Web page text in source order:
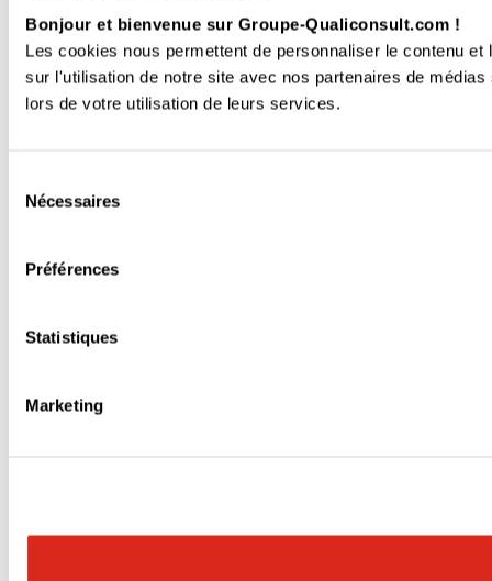
Bonjour et bienvenue sur Groupe-Qualiconsult.com !
Les cookies nous permettent de personnaliser le contenu
sur l'utilisation de notre site avec nos partenaires de
lors de votre utilisation de leurs services.
Nécessaires
Préférences
Statistiques
Marketing